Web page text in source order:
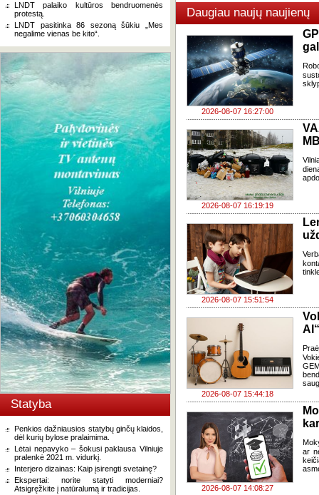
LNDT palaiko kultūros bendruomenės
protestą.
LNDT pasitinka 86 sezoną šūkiu „Mes
negalime vienas be kito“.
Statyba
Penkios dažniausios statybų ginčų klaidos,
dėl kurių bylose pralaimima.
Lėtai nepavyko – šokusi paklausa Vilniuje
pralenkė 2021 m. vidurkį.
Interjero dizainas: Kaip įsirengti svetainę?
Ekspertai: norite statyti moderniai?
Atsigręžkite į natūralumą ir tradicijas.
Daugiau naujų naujienų
2026-08-07 16:27:00
2026-08-07 16:19:19
2026-08-07 15:51:54
2026-08-07 15:44:18
2026-08-07 14:08:27
ar